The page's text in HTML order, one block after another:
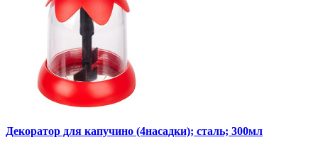
Декоратор для капучино (4насадки); сталь; 300мл